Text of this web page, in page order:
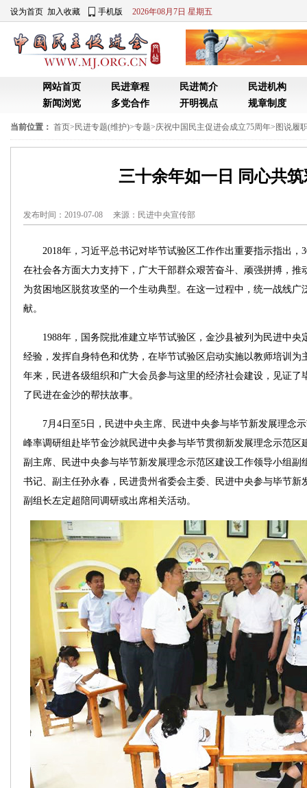
设为首页 加入收藏 手机版 2026年08月7日 星期五
网站首页 民进章程 民进简介
民进机构
新闻浏览
多党合作 开明视点 规章制度
当前位置： 首页> 民进专题(维护)>专题>庆祝中国民主促进会成立75周年> 图说履
三十余年如一日 同心共
发布时间：2019-07-08 来源： 民进中央宣传部
2018年，习近平总书记对毕节试验区工作作出重要指示指出，
在社会各方面大力支持下，广大干部群众艰苦奋斗、顽强拼搏，推
为贫困地区脱贫攻坚的一个生动典型。在这一过程中，统一战线广
献。
1988年，国务院批准建立毕节试验区，金沙县被列为民进中央
经验，发挥自身特色和优势，在毕节试验区启动实施以教师培训为
年来，民进各级组织和广大会员参与这里的经济社会建设，见证了
了民进在金沙的帮扶故事。
7月4日至5日，民进中央主席、民进中央参与毕节新发展理念示
峰率调研组赴毕节金沙就民进中央参与毕节贯彻新发展理念示范区
副主席、民进中央参与毕节新发展理念示范区建设工作领导小组副
书记、副主任孙永春，民进贵州省委会主委、民进中央参与毕节新
副组长左定超陪同调研或出席相关活动。